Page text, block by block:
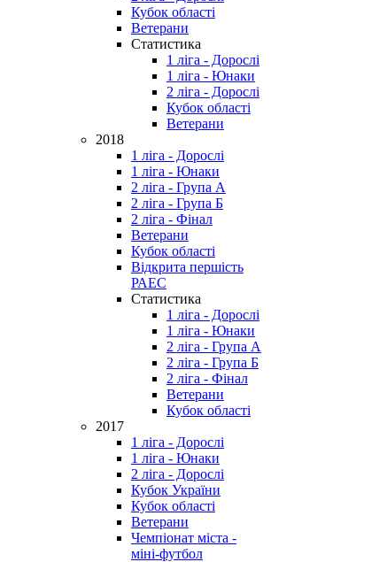
Кубок області
Ветерани
Статистика
1 ліга - Дорослі
1 ліга - Юнаки
2 ліга - Дорослі
Кубок області
Ветерани
2018
1 ліга - Дорослі
1 ліга - Юнаки
2 ліга - Група А
2 ліга - Група Б
2 ліга - Фінал
Ветерани
Кубок області
Відкрита першість
РАЕС
Статистика
1 ліга - Дорослі
1 ліга - Юнаки
2 ліга - Група А
2 ліга - Група Б
2 ліга - Фінал
Ветерани
Кубок області
2017
1 ліга - Дорослі
1 ліга - Юнаки
2 ліга - Дорослі
Кубок України
Кубок області
Ветерани
Чемпіонат міста -
міні-футбол